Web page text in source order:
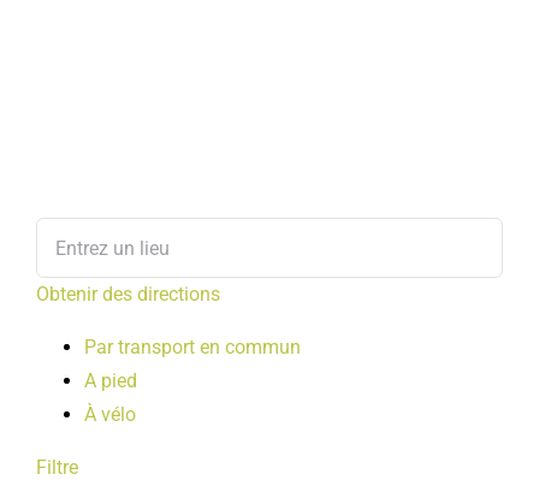
Obtenir des directions
Par transport en commun
A pied
À vélo
Filtre